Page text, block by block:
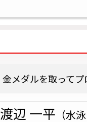
金メダルを取って
渡辺 一平 （水